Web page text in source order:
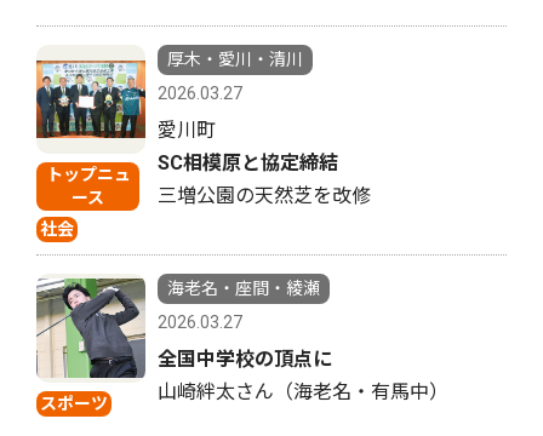
トップニュ
ース
社会
厚木・愛川・清川
2026.03.27
愛川町
SC相模原と協定締結
三増公園の天然芝を改修
スポーツ
海老名・座間・綾瀬
2026.03.27
全国中学校の頂点に
山崎絆太さん（海老名・有馬中）